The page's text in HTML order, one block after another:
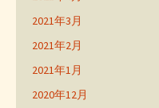
2021年3月
2021年2月
2021年1月
2020年12月